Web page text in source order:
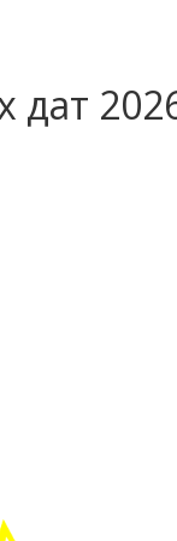
дат